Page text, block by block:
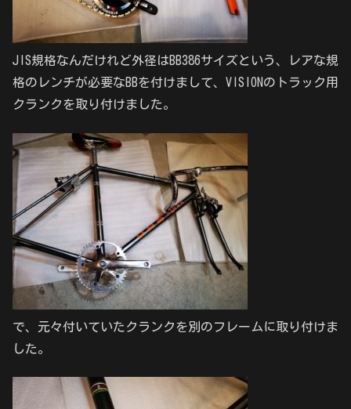
JIS規格なんだけれど外径はBB386サイズという、レアな規
格のレンチが必要なBBを付けまして、VISIONのトラック用
クランクを取り付けました。
で、元々付いていたクランクを別のフレームに取り付けま
した。